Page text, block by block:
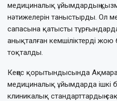
медициналық ұйымдардың
нәтижелерін таныстырды. Ол
сапасына қатысты
анықталған кемшіліктерді
тоқталды.
Кеңес қорытындысында
медициналық ұйымдарда ішкі
клиникалық стандарттардың